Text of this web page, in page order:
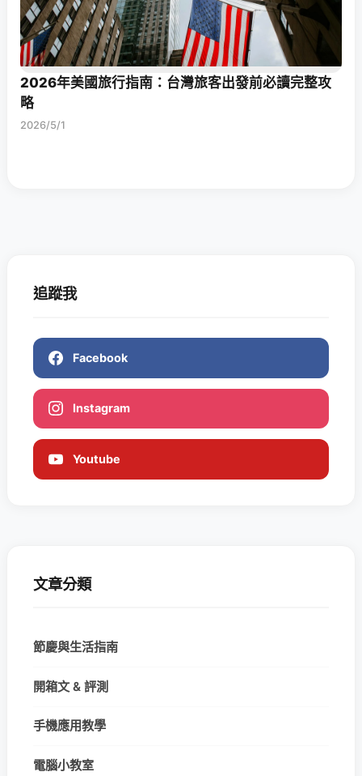
2026年美國旅行指南：台灣旅客出發前必讀完整攻
略
2026/5/1
追蹤我
Facebook
Instagram
Youtube
文章分類
節慶與生活指南
開箱文 & 評測
手機應用教學
電腦小教室